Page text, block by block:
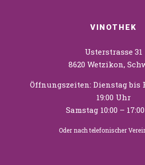
VINOTHEK
Usterstrasse 31
8620 Wetzikon,
Öffnungszeiten: Dienstag bis
19:00 Uhr
Samstag 10:00 –
Oder nach telefonischer